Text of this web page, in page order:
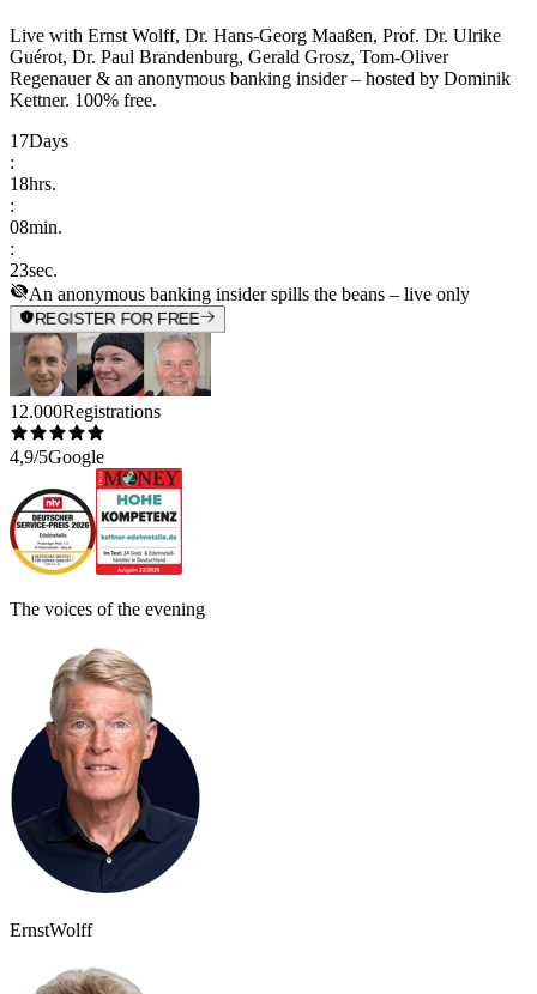
Live with Ernst Wolff, Dr. Hans-Georg Maaßen, Prof. Dr. Ulrike
Guérot, Dr. Paul Brandenburg, Gerald Grosz, Tom-Oliver
Regenauer & an anonymous banking insider– hosted by Dominik
Kettner. 100% free.
17Days
:
18hrs.
:
08min.
:
23sec.
An anonymous banking insider spills the beans – live only
REGISTER FOR FREE
12.000Registrations
4,9/5Google
The voices of the evening
ErnstWolff